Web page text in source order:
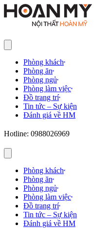
Phòng khách
Phòng ăn
Phòng ngủ
Phòng làm việc
Đồ trang trí
Tin tức – Sự kiện
Đánh giá về HM
Hotline: 0988026969
Phòng khách
Phòng ăn
Phòng ngủ
Phòng làm việc
Đồ trang trí
Tin tức – Sự kiện
Đánh giá về HM